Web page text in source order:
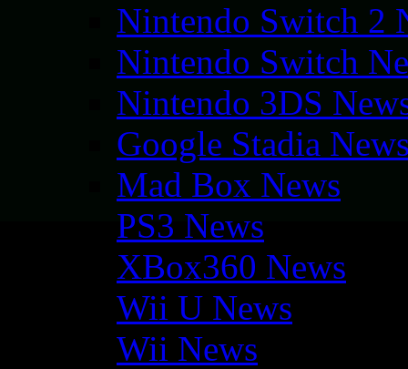
Nintendo Switch 2
Nintendo Switch
Nintendo 3DS
Google Stadia
Mad Box News
PS3 News
XBox360 News
Wii U News
Wii News